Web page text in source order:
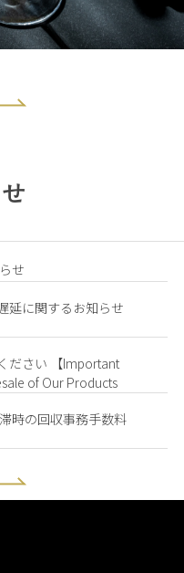
せ
延に関するお知らせ
ださい 【Important
of Our Products
時の回収事務手数料